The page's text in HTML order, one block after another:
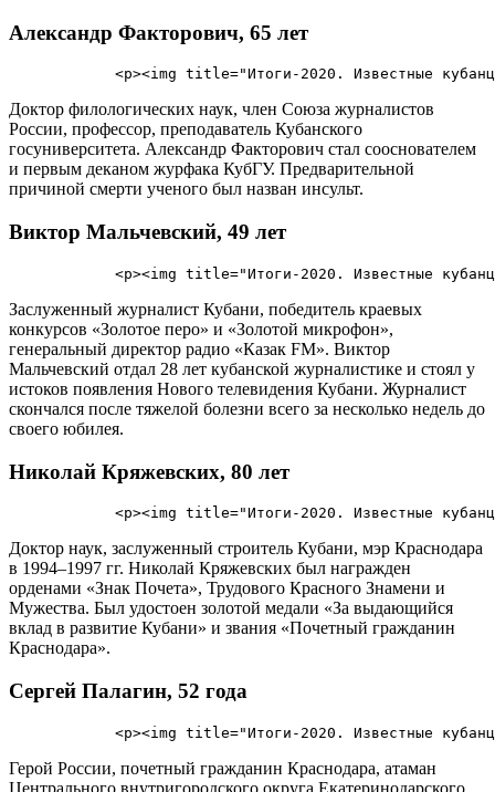
Александр Факторович, 65 лет
Доктор филологических наук, член Союза журналистов
России, профессор, преподаватель Кубанского
госуниверситета. Александр Факторович стал сооснователем
и первым деканом журфака КубГУ. Предварительной
причиной смерти ученого был назван инсульт.
Виктор Мальчевский, 49 лет
Заслуженный журналист Кубани, победитель краевых
конкурсов «Золотое перо» и «Золотой микрофон»,
генеральный директор радио «Казак FM». Виктор
Мальчевский отдал 28 лет кубанской журналистике и стоял у
истоков появления Нового телевидения Кубани. Журналист
скончался после тяжелой болезни всего за несколько недель до
своего юбилея.
Николай Кряжевских, 80 лет
Доктор наук, заслуженный строитель Кубани, мэр Краснодара
в 1994–1997 гг. Николай Кряжевских был награжден
орденами «Знак Почета», Трудового Красного Знамени и
Мужества. Был удостоен золотой медали «За выдающийся
вклад в развитие Кубани» и звания «Почетный гражданин
Краснодара».
Сергей Палагин, 52 года
Герой России, почетный гражданин Краснодара, атаман
Центрального внутригородского округа Екатеринодарского